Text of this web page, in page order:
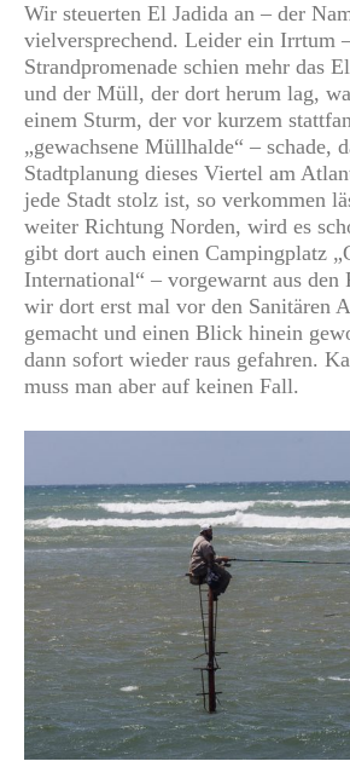
Wir steuerten El Jadida an – der
vielversprechend. Leider ein Irrtum
Strandpromenade schien mehr das
und der Müll, der dort herum lag,
einem Sturm, der vor kurzem
„gewachsene Müllhalde“ – schade,
Stadtplanung dieses Viertel am
jede Stadt stolz ist, so verkommen
weiter Richtung Norden, wird es
gibt dort auch einen Campingplatz
International“ – vorgewarnt aus den
wir dort erst mal vor den Sanitären
gemacht und einen Blick hinein
dann sofort wieder raus gefahren.
muss man aber auf keinen Fall.